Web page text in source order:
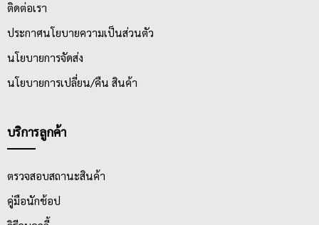
ติดต่อเรา
ประกาศนโยบายความเป็นส่วนตัว
นโยบายการจัดส่ง
นโยบายการเปลี่ยน/คืน สินค้า
บริการลูกค้า
ตรวจสอบสถานะสินค้า
คู่มือนักช้อป